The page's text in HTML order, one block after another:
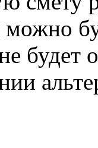
можно
будет